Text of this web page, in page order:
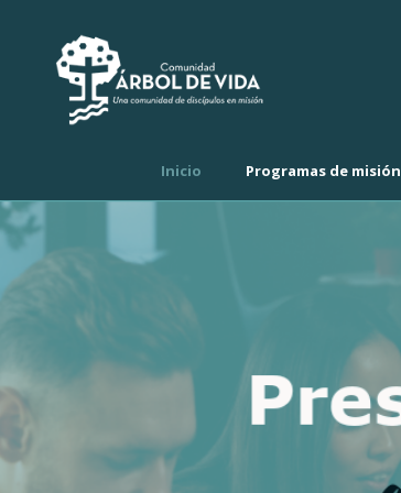
Inicio Programas de misión